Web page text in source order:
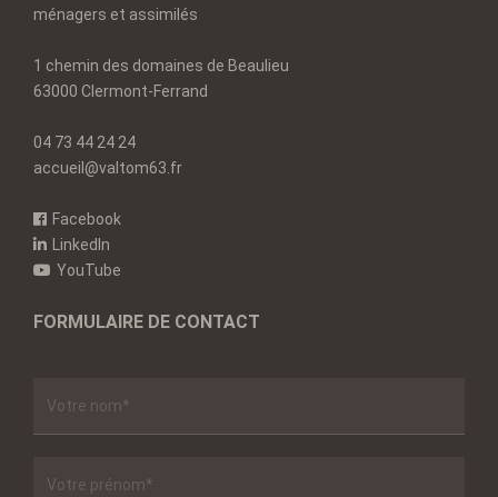
ménagers et assimilés
1 chemin des domaines de Beaulieu
63000 Clermont-Ferrand
04 73 44 24 24
accueil@valtom63.fr
Facebook
LinkedIn
YouTube
FORMULAIRE DE CONTACT